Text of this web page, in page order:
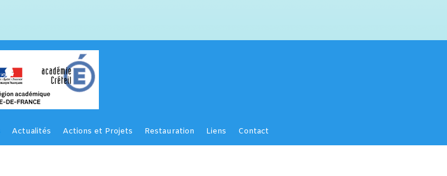
Actualités Actions et Projets Restauration Liens Contact